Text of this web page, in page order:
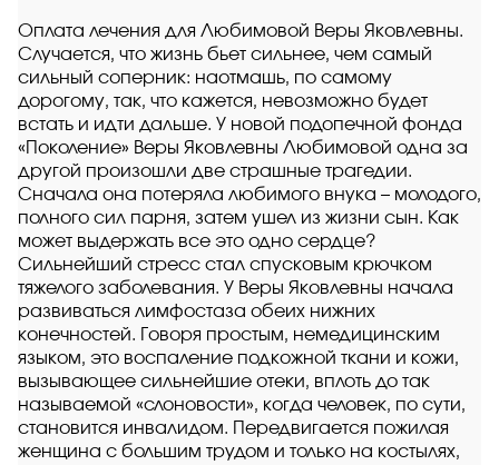
Оплата лечения для Любимовой Веры Яковлевны.
Случается, что жизнь бьет сильнее, чем самый
сильный соперник: наотмашь, по самому
дорогому, так, что кажется, невозможно будет
встать и идти дальше. У новой подопечной фонда
«Поколение» Веры Яковлевны Любимовой одна за
другой произошли две страшные трагедии.
Сначала она потеряла любимого внука – молодого,
полного сил парня, затем ушел из жизни сын. Как
может выдержать все это одно сердце?
Сильнейший стресс стал спусковым крючком
тяжелого заболевания. У Веры Яковлевны начала
развиваться лимфостаза обеих нижних
конечностей. Говоря простым, немедицинским
языком, это воспаление подкожной ткани и кожи,
вызывающее сильнейшие отеки, вплоть до так
называемой «слоновости», когда человек, по сути,
становится инвалидом. Передвигается пожилая
женщина с большим трудом и только на костылях,